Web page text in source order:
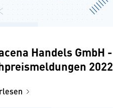
Handels GmbH -
2022